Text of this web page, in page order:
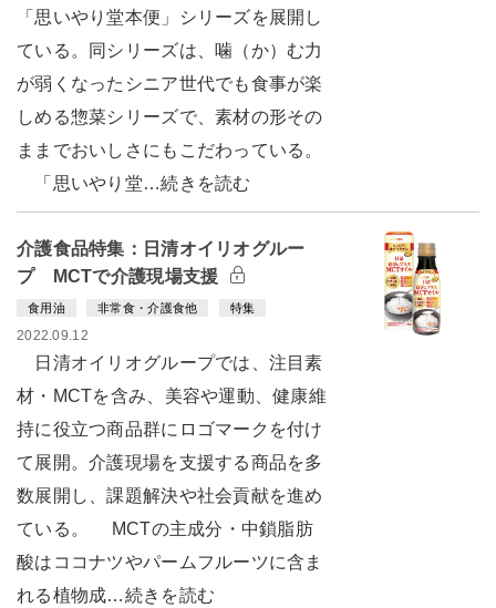
「思いやり堂本便」シリーズを展開し
ている。同シリーズは、噛（か）む力
が弱くなったシニア世代でも食事が楽
しめる惣菜シリーズで、素材の形その
ままでおいしさにもこだわっている。
「思いやり堂…続きを読む
介護食品特集：日清オイリオグルー
プ MCTで介護現場支援
食用油 非常食・介護食他 特集
2022.09.12
日清オイリオグループでは、注目素
材・MCTを含み、美容や運動、健康維
持に役立つ商品群にロゴマークを付け
て展開。介護現場を支援する商品を多
数展開し、課題解決や社会貢献を進め
ている。 MCTの主成分・中鎖脂肪
酸はココナツやパームフルーツに含ま
れる植物成…続きを読む